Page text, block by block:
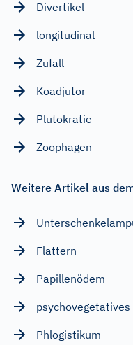
Divertikel
longitudinal
Zufall
Koadjutor
Plutokratie
Zoophagen
Weitere Artikel aus
Flattern
Papillenödem
psychovegetatives
Phlogistikum